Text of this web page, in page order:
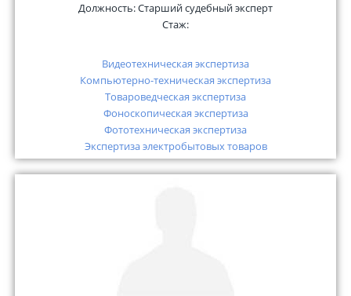
Должность:Старший судебный эксперт
Стаж:
Видеотехническая экспертиза
Компьютерно-техническая экспертиза
Товароведческая экспертиза
Фоноскопическая экспертиза
Фототехническая экспертиза
Экспертиза электробытовых товаров